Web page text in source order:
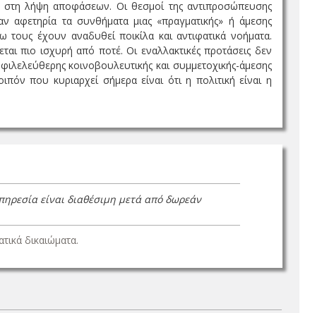
στη λήψη αποφάσεων. Οι θεσμοί της αντιπροσώπευσης
αφετηρία τα συνθήματα μιας «πραγματικής» ή άμεσης
έχουν αναδυθεί ποικίλα και αντιφατικά νοήματα.
πιο ισχυρή από ποτέ. Οι εναλλακτικές προτάσεις δεν
κοινοβουλευτικής και συμμετοχικής-άμεσης
που κυριαρχεί σήμερα είναι ότι η πολιτική είναι η
είναι διαθέσιμη μετά από δωρεάν
δικαιώματα.